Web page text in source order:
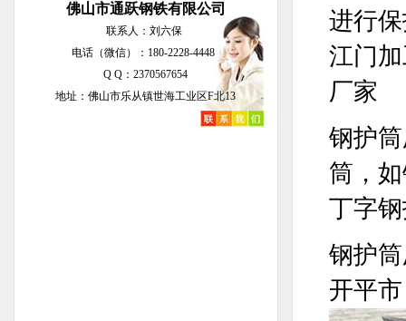
佛山市通跃钢铁有限公司
联系人：刘六保
电话（微信）：180-2228-4448
Q Q：2370567654
地址：佛山市乐从镇世海工业区F北13
进行
江门
厂家
钢护
筒，
丁字
钢护
开平